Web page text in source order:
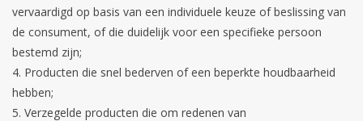
vervaardigd op basis van een individuele keuze of beslissing van
de consument, of die duidelijk voor een specifieke persoon
bestemd zijn;
Producten die snel bederven of een beperkte houdbaarheid
hebben;
Verzegelde producten die om redenen van